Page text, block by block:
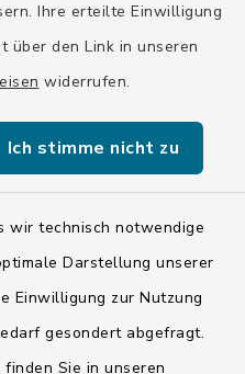
Ihre erteilte Einwilligung
über den Link in unseren
widerrufen.
Ich stimme nicht zu
wir technisch notwendige
Darstellung unserer
Einwilligung zur Nutzung
gesondert abgefragt.
Sie in unseren
09